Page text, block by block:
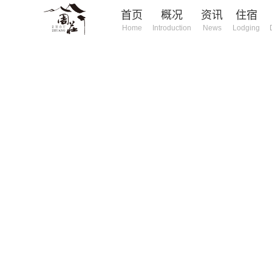
首页
Home
概况
Introduction
资讯
News
住宿
Lodging